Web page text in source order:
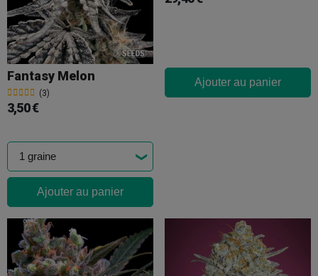
Fantasy Melon
(3)
3,50 €
Ajouter au panier
Ajouter au panier